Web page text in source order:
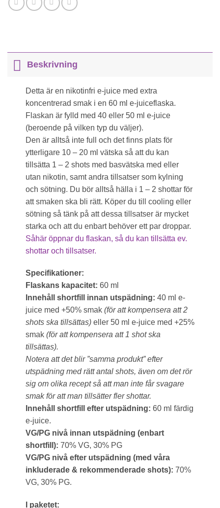
Beskrivning
Detta är en nikotinfri e-juice med extra
koncentrerad smak i en 60 ml e-juiceflaska.
Flaskan är fylld med 40 eller 50 ml e-juice
(beroende på vilken typ du väljer).
Den är alltså inte full och det finns plats för
ytterligare 10 – 20 ml vätska så att du kan
tillsätta 1 – 2 shots med basvätska med eller
utan nikotin, samt andra tillsatser som kylning
och sötning. Du bör alltså hälla i 1 – 2 shottar för
att smaken ska bli rätt. Köper du till cooling eller
sötning så tänk på att dessa tillsatser är mycket
starka och att du enbart behöver ett par droppar.
Såhär öppnar du flaskan, så du kan tillsätta ev.
shottar och tillsatser.
Specifikationer:
Flaskans kapacitet: 60 ml
Innehåll shortfill innan utspädning: 40 ml e-
juice med +50% smak (för att kompensera att 2
shots ska tillsättas)eller 50 ml e-juice med +25%
smak (för att kompensera att 1 shot ska
tillsättas).
Notera att det blir ”samma produkt” efter
utspädning med rätt antal shots, även om det rör
sig om olika recept så att man inte får svagare
smak för att man tillsätter fler shottar.
Innehåll shortfill efter utspädning: 60 ml färdig
e-juice.
VG/PG nivå innan utspädning (enbart
shortfill): 70% VG, 30% PG
VG/PG nivå efter utspädning (med våra
inkluderade & rekommenderade shots): 70%
VG, 30% PG.
I paketet: